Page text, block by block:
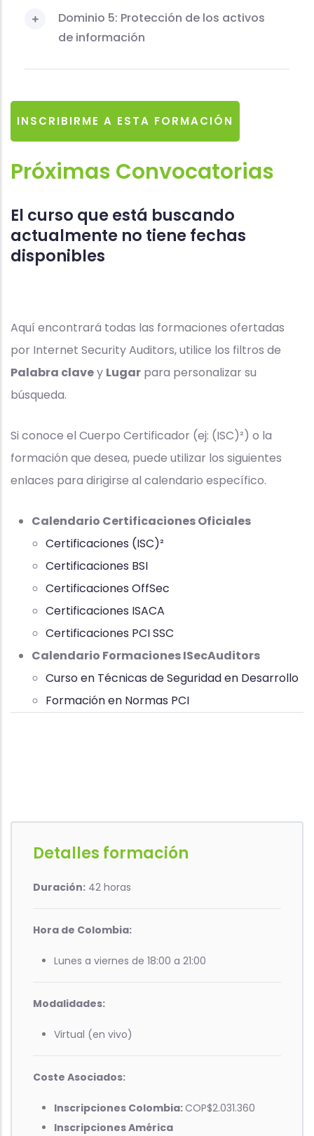
Dominio 5: Protección de los activos
de información
INSCRIBIRME A ESTA FORMACIÓN
Próximas Convocatorias
El curso que está buscando
actualmente no tiene fechas
disponibles
Aquí encontrará todas las formaciones ofertadas
por Internet Security Auditors, utilice los filtros de
Palabra clavey Lugar para personalizar su
búsqueda.
Si conoce el Cuerpo Certificador (ej: (ISC)²) o la
formación que desea, puede utilizar los siguientes
enlaces para dirigirse al calendario específico.
Calendario Certificaciones Oficiales
Certificaciones (ISC)²
Certificaciones BSI
Certificaciones OffSec
Certificaciones ISACA
Certificaciones PCI SSC
Calendario Formaciones ISecAuditors
Curso en Técnicas de Seguridad en Desarrollo
Formación en Normas PCI
Detalles formación
Duración: 42 horas
Hora de Colombia:
Lunes a viernes de 18:00 a 21:00
Modalidades:
Virtual (en vivo)
Coste Asociados:
Inscripciones Colombia: COP$2.031.360
Inscripciones América